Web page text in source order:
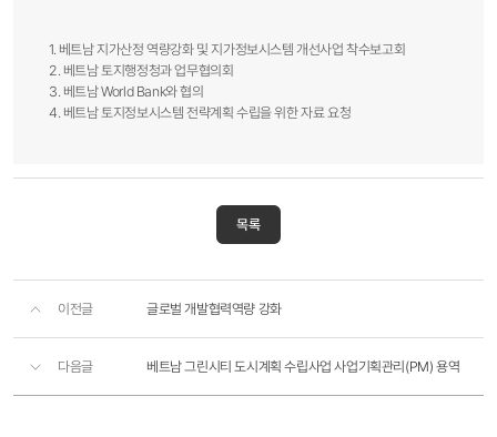
1. 베트남 지가산정 역량강화 및 지가정보시스템 개선사업 착수보고회
2. 베트남 토지행정청과 업무협의회
3. 베트남 World Bank와 협의
4. 베트남 토지정보시스템 전략계획 수립을 위한 자료 요청​
목록
이전글 글로벌 개발협력역량 강화
다음글 베트남 그린시티 도시계획 수립사업 사업기획관리(PM) 용역